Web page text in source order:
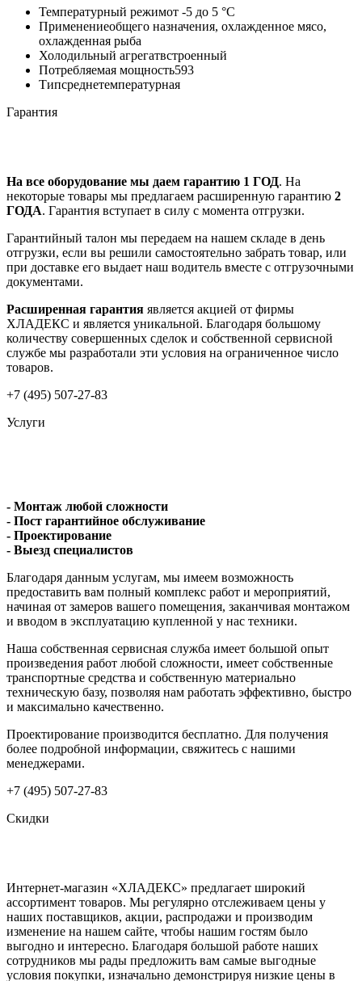
Температурный режимот -5 до 5 °C
Применениеобщего назначения, охлажденное мясо,
охлажденная рыба
Холодильный агрегатвстроенный
Потребляемая мощность593
Типсреднетемпературная
Гарантия
На все оборудование мы даем гарантию 1 ГОД. На
некоторые товары мы предлагаем расширенную гарантию 2
ГОДА. Гарантия вступает в силу с момента отгрузки.
Гарантийный талон мы передаем на нашем складе в день
отгрузки, если вы решили самостоятельно забрать товар, или
при доставке его выдает наш водитель вместе с отгрузочными
документами.
Расширенная гарантия является акцией от фирмы
ХЛАДЕКС и является уникальной. Благодаря большому
количеству совершенных сделок и собственной сервисной
службе мы разработали эти условия на ограниченное число
товаров.
+7 (495) 507-27-83
Услуги
- Монтаж любой сложности
- Пост гарантийное обслуживание
- Проектирование
- Выезд специалистов
Благодаря данным услугам, мы имеем возможность
предоставить вам полный комплекс работ и мероприятий,
начиная от замеров вашего помещения, заканчивая монтажом
и вводом в эксплуатацию купленной у нас техники.
Наша собственная сервисная служба имеет большой опыт
произведения работ любой сложности, имеет собственные
транспортные средства и собственную материально
техническую базу, позволяя нам работать эффективно, быстро
и максимально качественно.
Проектирование производится бесплатно. Для получения
более подробной информации, свяжитесь с нашими
менеджерами.
+7 (495) 507-27-83
Скидки
Интернет-магазин «ХЛАДЕКС» предлагает широкий
ассортимент товаров. Мы регулярно отслеживаем цены у
наших поставщиков, акции, распродажи и производим
изменение на нашем сайте, чтобы нашим гостям было
выгодно и интересно. Благодаря большой работе наших
сотрудников мы рады предложить вам самые выгодные
условия покупки, изначально демонстрируя низкие цены в